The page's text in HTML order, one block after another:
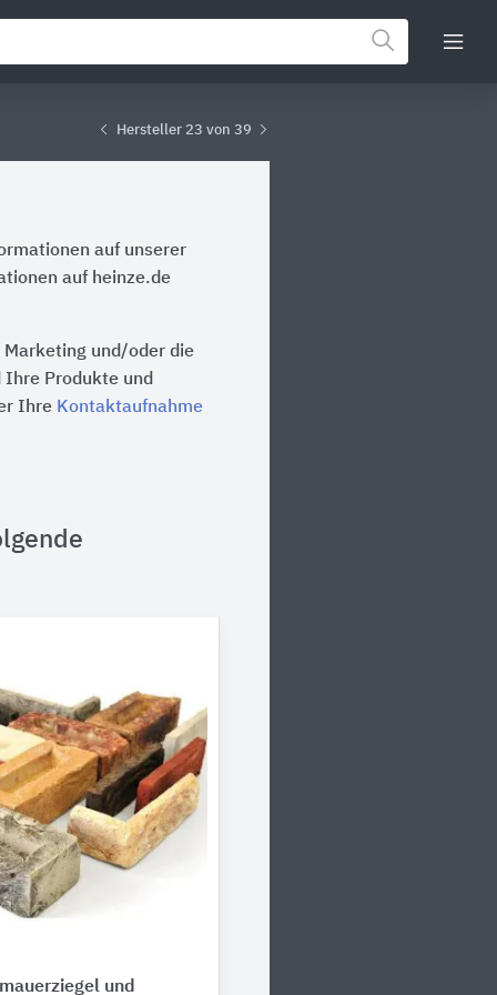
Hersteller 23 von 39
auf unserer
auf heinze.de
und/oder die
Produkte und
Ihre Kontaktaufnahme
und